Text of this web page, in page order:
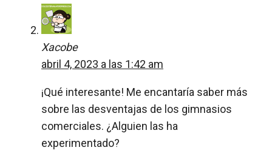
Xacobe
abril 4, 2023 a las 1:42 am
¡Qué interesante! Me encantaría saber más
sobre las desventajas de los gimnasios
comerciales. ¿Alguien las ha
experimentado?